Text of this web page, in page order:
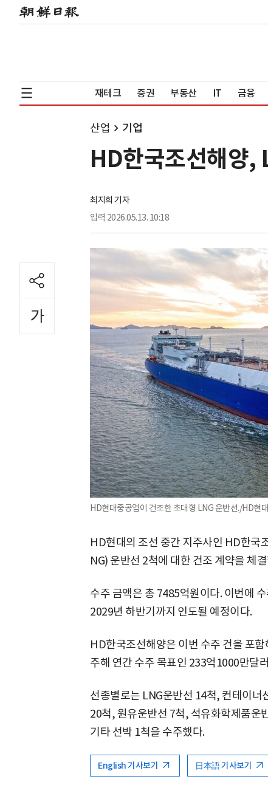
재테크 증권 부동산 IT 금융
산업 기업
HD한국조선해양,
최지희 기자
입력 2026.05.13. 10:18
HD현대중공업이 건조한 초대형 LNG 운반선./HD현
HD현대의 조선 중간 지주사인 HD한국
NG) 운반선 2척에 대한 건조 계약을 체
수주 금액은 총 7485억원이다. 이번에
2029년 하반기까지 인도될 예정이다.
HD한국조선해양은 이번 수주 건을 포
주해 연간 수주 목표인 233억1000만달
선종별로는 LNG운반선 14척, 컨테이
20척, 원유운반선 7척, 석유화학제품운
기타 선박 1척을 수주했다.
English 기사보기 日本語 기사보기